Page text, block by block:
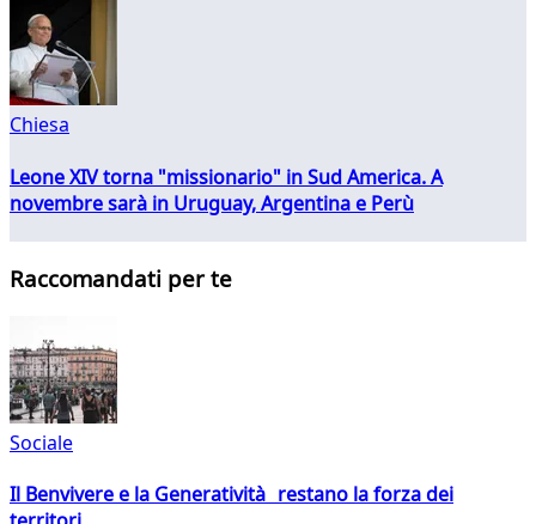
Chiesa
Leone XIV torna "missionario" in Sud America. A
novembre sarà in Uruguay, Argentina e Perù
Raccomandati per te
Sociale
Il Benvivere e la Generatività restano la forza dei